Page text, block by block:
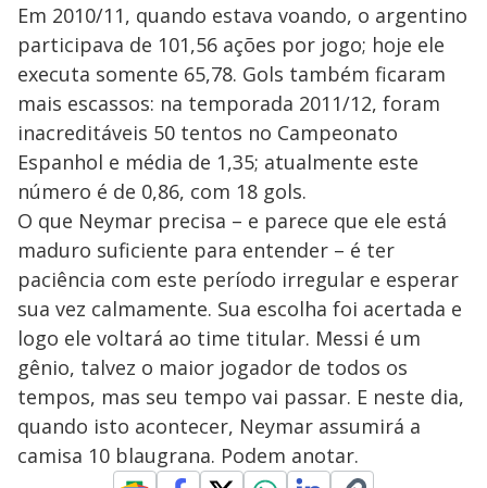
Em 2010/11, quando estava voando, o argentino
participava de 101,56 ações por jogo; hoje ele
executa somente 65,78. Gols também ficaram
mais escassos: na temporada 2011/12, foram
inacreditáveis 50 tentos no Campeonato
Espanhol e média de 1,35; atualmente este
número é de 0,86, com 18 gols.
O que Neymar precisa – e parece que ele está
maduro suficiente para entender – é ter
paciência com este período irregular e esperar
sua vez calmamente. Sua escolha foi acertada e
logo ele voltará ao time titular. Messi é um
gênio, talvez o maior jogador de todos os
tempos, mas seu tempo vai passar. E neste dia,
quando isto acontecer, Neymar assumirá a
camisa 10 blaugrana. Podem anotar.